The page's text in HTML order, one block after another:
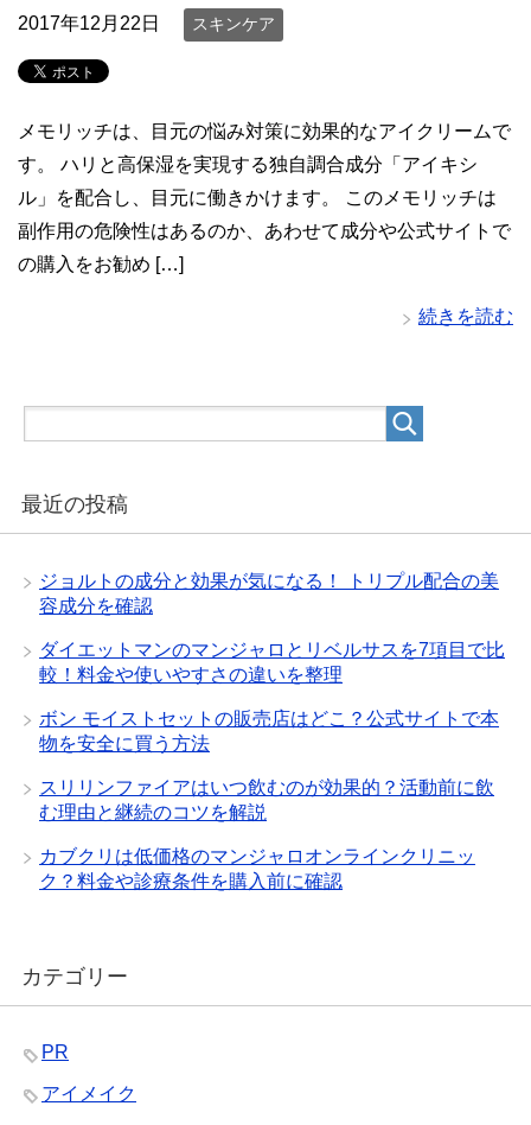
2017年12月22日 スキンケア
メモリッチは、目元の悩み対策に効果的なアイクリームで
す。 ハリと高保湿を実現する独自調合成分「アイキシ
ル」を配合し、目元に働きかけます。 このメモリッチは
副作用の危険性はあるのか、あわせて成分や公式サイトで
の購入をお勧め […]
続きを読む
最近の投稿
ジョルトの成分と効果が気になる！ トリプル配合の美
容成分を確認
ダイエットマンのマンジャロとリベルサスを7項目で比
較！料金や使いやすさの違いを整理
ボン モイストセットの販売店はどこ？公式サイトで本
物を安全に買う方法
スリリンファイアはいつ飲むのが効果的？活動前に飲
む理由と継続のコツを解説
カブクリは低価格のマンジャロオンラインクリニッ
ク？料金や診療条件を購入前に確認
カテゴリー
PR
アイメイク